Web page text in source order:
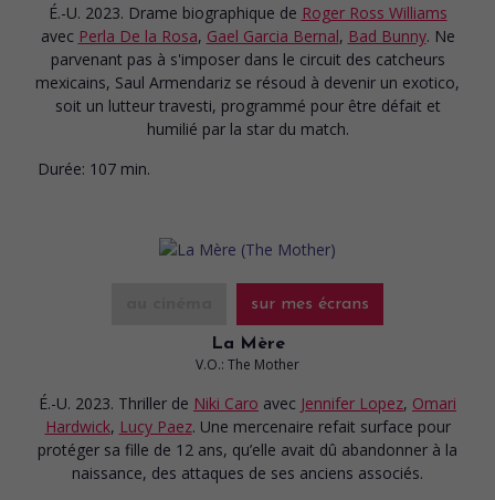
É.-U. 2023. Drame biographique de Roger Ross Williams
avec Perla De la Rosa, Gael Garcia Bernal, Bad Bunny. Ne
parvenant pas à s'imposer dans le circuit des catcheurs
mexicains, Saul Armendariz se résoud à devenir un exotico,
soit un lutteur travesti, programmé pour être défait et
humilié par la star du match.
Durée: 107 min.
sur mes écrans
La Mère
V.O.: The Mother
É.-U. 2023. Thriller de Niki Caro avec Jennifer Lopez, Omari
Hardwick, Lucy Paez. Une mercenaire refait surface pour
protéger sa fille de 12 ans, qu’elle avait dû abandonner à la
naissance, des attaques de ses anciens associés.